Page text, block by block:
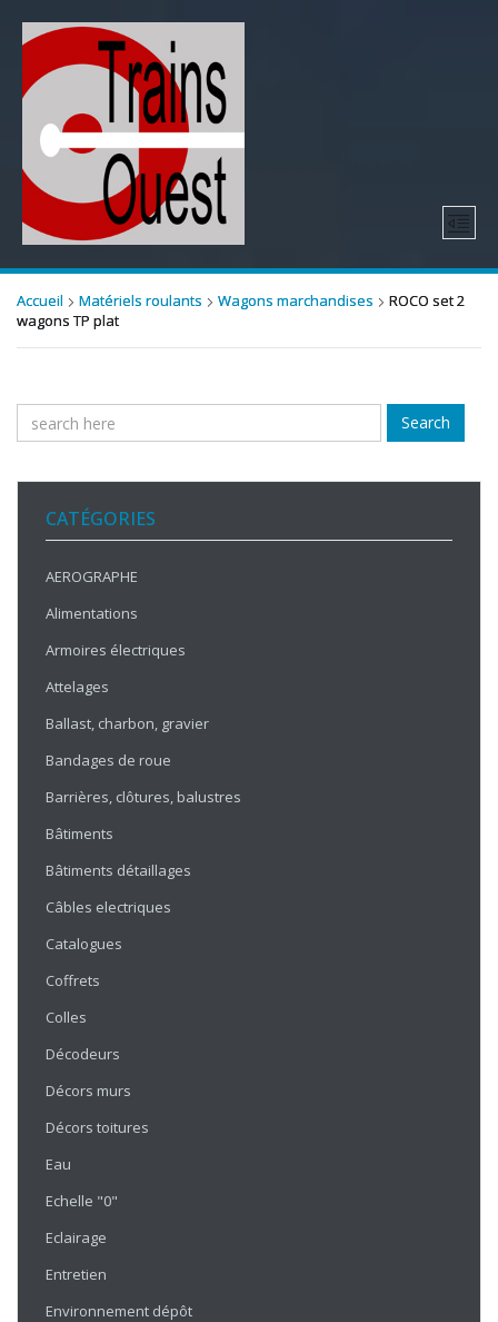
Accueil Matériels roulants Wagons marchandises
ROCO set 2
wagons TP plat
Search
CATÉGORIES
AEROGRAPHE
Alimentations
Armoires électriques
Attelages
Ballast, charbon, gravier
Bandages de roue
Barrières, clôtures, balustres
Bâtiments
Bâtiments détaillages
Câbles electriques
Catalogues
Coffrets
Colles
Décodeurs
Décors murs
Décors toitures
Eau
Echelle "0"
Eclairage
Entretien
Environnement dépôt